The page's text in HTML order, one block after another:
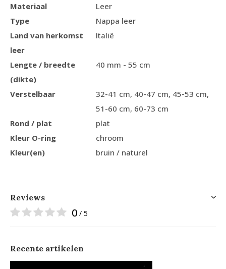
Materiaal
Leer
Type
Nappa leer
Land van herkomst
leer
Italië
Lengte / breedte
(dikte)
40 mm - 55 cm
Verstelbaar
32-41 cm, 40-47 cm, 45-53 cm,
51-60 cm, 60-73 cm
Rond / plat
plat
Kleur O-ring
chroom
Kleur(en)
bruin / naturel
Reviews
0 / 5
Recente artikelen